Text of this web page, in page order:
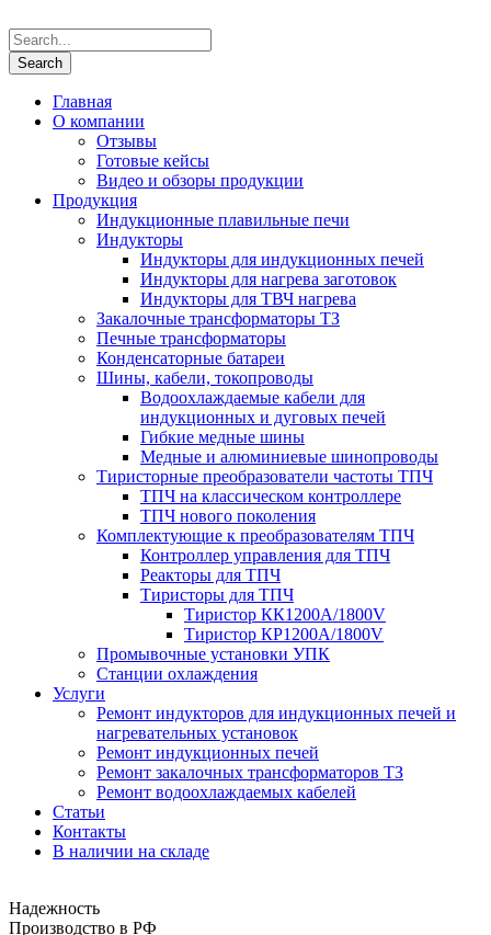
Главная
О компании
Отзывы
Готовые кейсы
Видео и обзоры продукции
Продукция
Индукционные плавильные печи
Индукторы
Индукторы для индукционных печей
Индукторы для нагрева заготовок
Индукторы для ТВЧ нагрева
Закалочные трансформаторы ТЗ
Печные трансформаторы
Конденсаторные батареи
Шины, кабели, токопроводы
Водоохлаждаемые кабели для
индукционных и дуговых печей
Гибкие медные шины
Медные и алюминиевые шинопроводы
Тиристорные преобразователи частоты ТПЧ
ТПЧ на классическом контроллере
ТПЧ нового поколения
Комплектующие к преобразователям ТПЧ
Контроллер управления для ТПЧ
Реакторы для ТПЧ
Тиристоры для ТПЧ
Тиристор КК1200А/1800V
Тиристор КP1200А/1800V
Промывочные установки УПК
Станции охлаждения
Услуги
Ремонт индукторов для индукционных печей и
нагревательных установок
Ремонт индукционных печей
Ремонт закалочных трансформаторов ТЗ
Ремонт водоохлаждаемых кабелей
Статьи
Контакты
В наличии на складе
Надежность
Производство в РФ